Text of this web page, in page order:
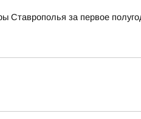
Ставрополья за первое